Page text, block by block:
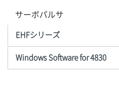
サーボパルサ
EHFシリーズ
Windows Software for 4830